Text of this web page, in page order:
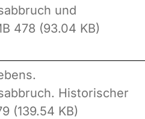
und
478 (93.04 KB)
Historischer
(139.54 KB)